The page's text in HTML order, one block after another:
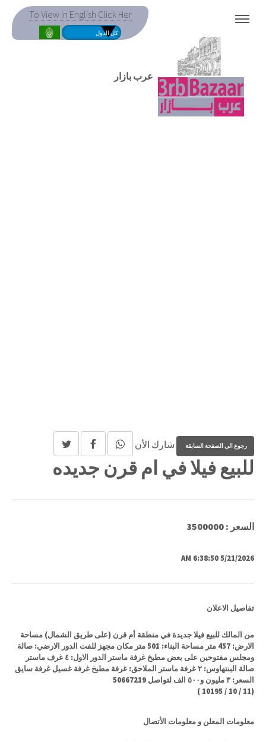
To View in English Click Her
عرب بازار
شارك الأن
للبيع فيلا في ام قرن جديده
السعر : 3500000
5/21/2026 6:38:50 AM
تفاصيل الاعلان
من المالك للبيع فيلا جديدة في منطقة أم قرن (على طريق الشمال) مساحة
الارض: 457 متر مساحة البناء: 501 متر مكان مجهز للفت الدور الارضي: صالة
ومجلس مفتوحين على بعض مطبخ غرفة ماستر الدور الاول: ٤ غرف ماستر
صالة البنتهاوس: ٢ غرفة ماستر الملاحق: غرفة مطبخ غرفة غسيل غرفة سايق
السعر: ٣ مليون و٥٠٠ الف لتواصل 50667219
(
11
/
10
/
10195
)
معلومات المعلن و معلومات الأتصال